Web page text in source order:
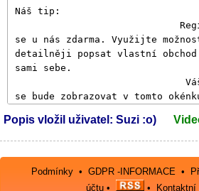
Popis vložil uživatel: Suzi :o)
Podmínky •GDPR -INFORMACE •
účtu• • Kontaktní